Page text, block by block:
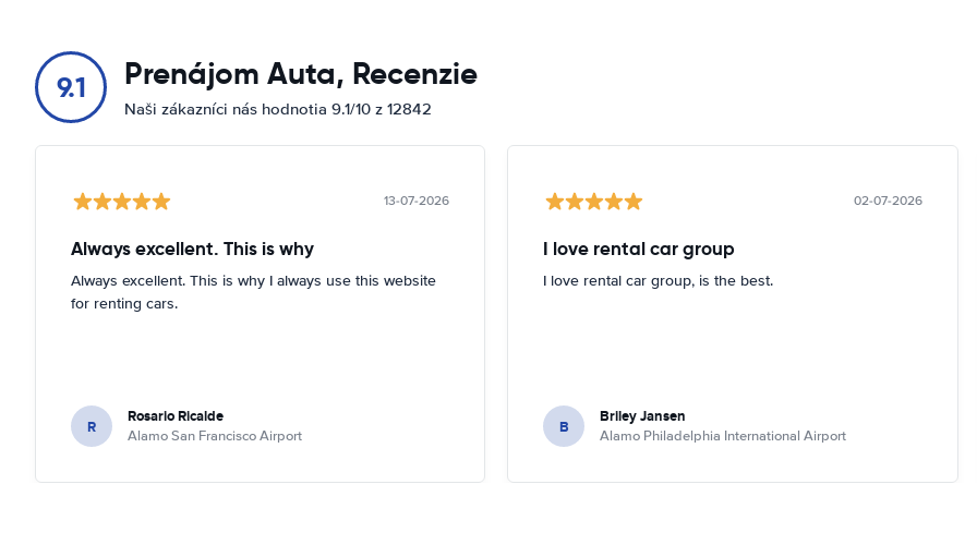
9.1 Prenájom Auta, Recenzie
Naši zákazníci nás hodnotia 9.1/10 z 12842
13-07-2026
Always excellent. This is why
Always excellent. This is why I always use this website
for renting cars.
R Rosario Ricalde
Alamo San Francisco Airport
02-07-2026
I love rental car group
I love rental car group, is the best.
B Briley Jansen
Alamo Philadelphia International Airport